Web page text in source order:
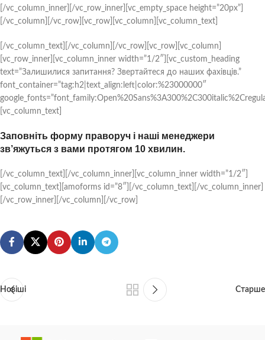
[/vc_column_inner][/vc_row_inner][vc_empty_space height=”20px”]
[/vc_column][/vc_row][vc_row][vc_column][vc_column_text]
[/vc_column_text][/vc_column][/vc_row][vc_row][vc_column]
[vc_row_inner][vc_column_inner width=”1/2″][vc_custom_heading
text=”Залишилися запитання? Звертайтеся до наших фахівців.”
font_container=”tag:h2|text_align:left|color:%23000000″
[vc_column_text]
Заповніть форму праворуч і наші менеджери
зв’яжуться з вами протягом 10 хвилин.
[/vc_column_text][/vc_column_inner][vc_column_inner width=”1/2″]
[vc_column_text][amoforms id=”8″][/vc_column_text][/vc_column_inner]
[/vc_row_inner][/vc_column][/vc_row]
Новіші Старше